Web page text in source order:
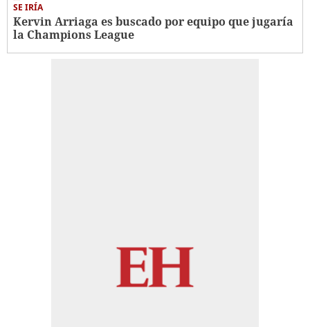
SE IRÍA
Kervin Arriaga es buscado por equipo que jugaría
la Champions League